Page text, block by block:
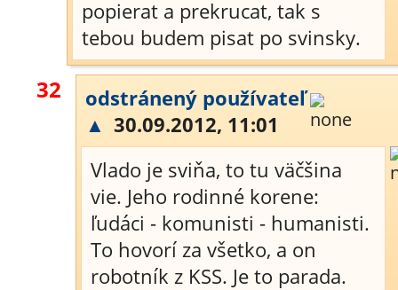
popierat a prekrucat, tak s
tebou budem pisat po svinsky.
32
odstránený používateľ
▲ 30.09.2012, 11:01
Vlado je sviňa, to tu väčšina
vie. Jeho rodinné korene:
ľudáci - komunisti - humanisti.
To hovorí za všetko, a on
robotník z KSS. Je to parada.